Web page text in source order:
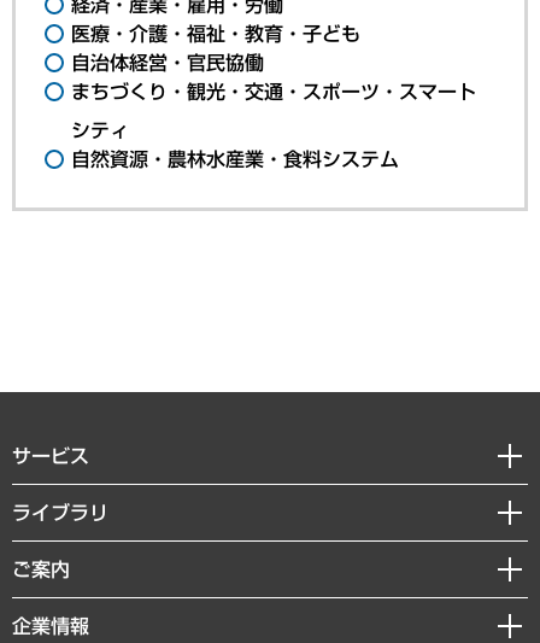
医療・介護・福祉・教育・子ども
自治体経営・官民協働
まちづくり・観光・交通・スポーツ・スマート
シティ
自然資源・農林水産業・食料システム
サービス
経営戦略
組織・人事戦略
デジタルイノベーション
ライブラリ
経済調査
レポート
コラム
ご案内
セミナー・イベント情報
企業情報